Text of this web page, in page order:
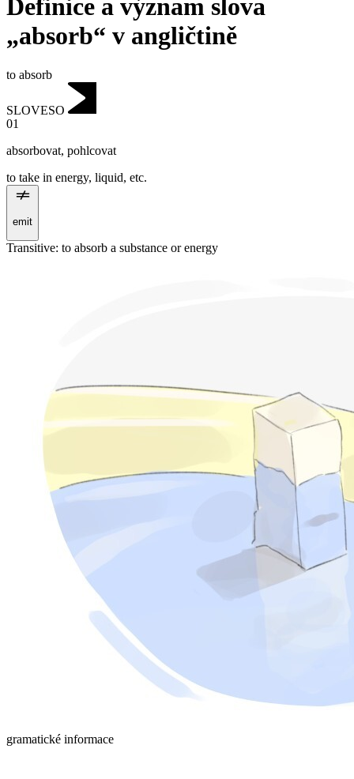
Definice a význam slova
„absorb“ v angličtině
to absorb
SLOVESO
01
absorbovat, pohlcovat
to take in energy, liquid, etc.
emit
Transitive: to absorb a substance or energy
gramatické informace